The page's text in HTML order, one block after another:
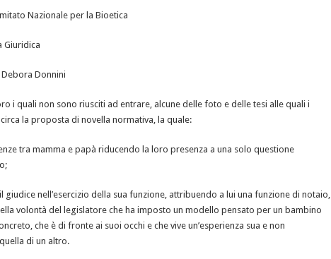
Nazionale per la Bioetica
Giuridica
Donnini
i quali non sono riusciti ad entrare, alcune delle foto e delle tesi alle quali i
la proposta di novella normativa, la quale:
tra mamma e papà riducendo la loro presenza a una solo questione
giudice nell’esercizio della sua funzione, attribuendo a lui una funzione di notaio,
volontà del legislatore che ha imposto un modello pensato per un bambino
che è di fronte ai suoi occhi e che vive un’esperienza sua e non
di un altro.